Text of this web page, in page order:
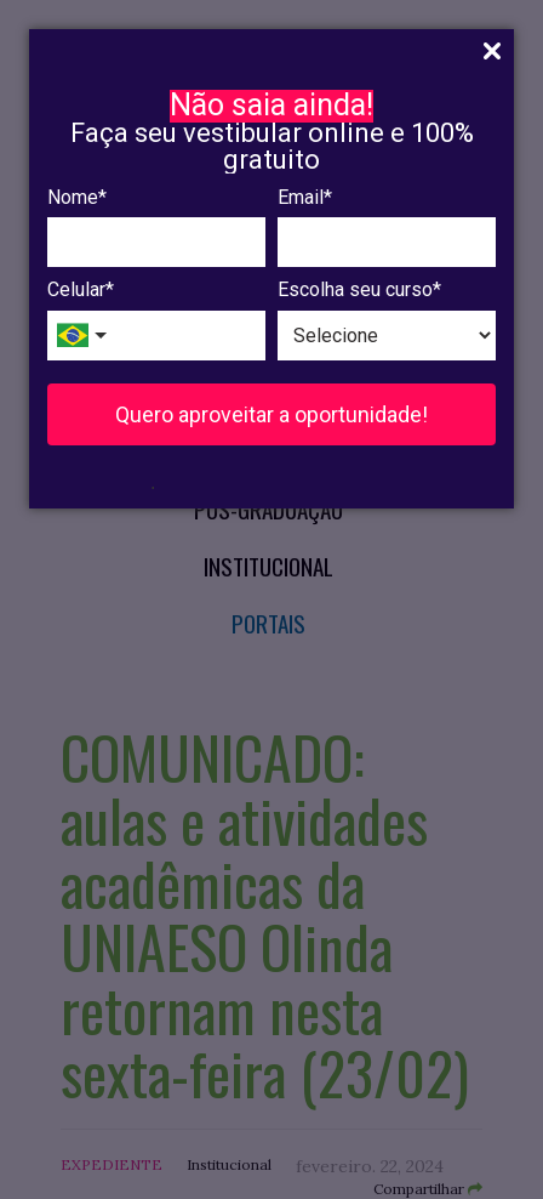
Não saia ainda!
Faça seu vestibular online e 100%
gratuito
Nome* Email*
Celular* Escolha seu curso*
Quero aproveitar a oportunidade!
.
INSCRIÇÃO
OLINDA
RECIFE
VESTIBULAR
CURSOS PRESENCIAIS
PÓS-GRADUAÇÃO
INSTITUCIONAL
PORTAIS
COMUNICADO:
aulas e atividades
acadêmicas da
UNIAESO Olinda
retornam nesta
sexta-feira (23/02)
EXPEDIENTE Institucional fevereiro. 22, 2024
Compartilhar